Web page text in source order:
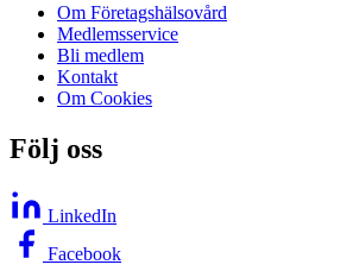
Om Företagshälsovård
Medlemsservice
Bli medlem
Kontakt
Om Cookies
Följ oss
LinkedIn
Facebook